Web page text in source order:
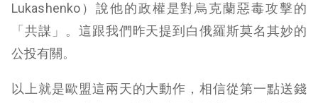
Lukashenko）說他的政權是對烏克蘭惡毒攻擊的
「共謀」。這跟我們昨天提到白俄羅斯莫名其妙的
公投有關。
以上就是歐盟這兩天的大動作，相信從第一點送錢